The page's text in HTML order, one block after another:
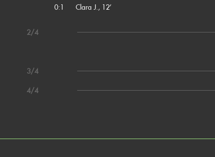
0:1 Clara J., 12’
2/4
3/4
4/4